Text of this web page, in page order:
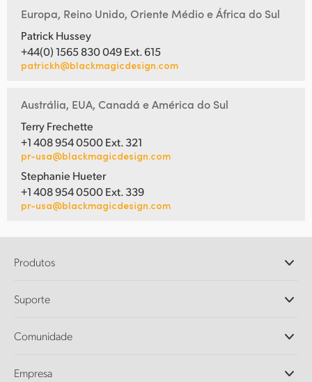
Europa, Reino Unido, Oriente Médio e África do Sul
Patrick Hussey
+44(0) 1565 830 049 Ext. 615
patrickh@blackmagicdesign.com
Austrália, EUA, Canadá e América do Sul
Terry Frechette
+1 408 954 0500 Ext. 321
pr-usa@blackmagicdesign.com
Stephanie Hueter
+1 408 954 0500 Ext. 339
pr-usa@blackmagicdesign.com
Produtos
DaVinci Resolve e Fusion
Ultimatte
Captura e Reprodução
Suporte
Central de Suporte Técnico
Comunidade
Empresa